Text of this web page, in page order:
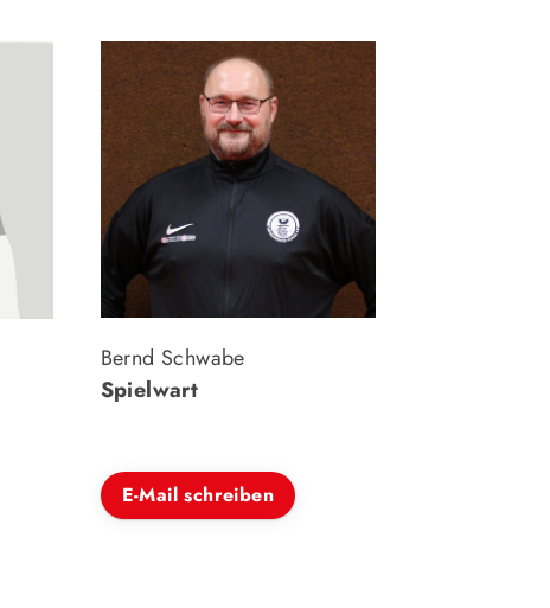
Bernd Schwabe
Spielwart
E-Mail schreiben